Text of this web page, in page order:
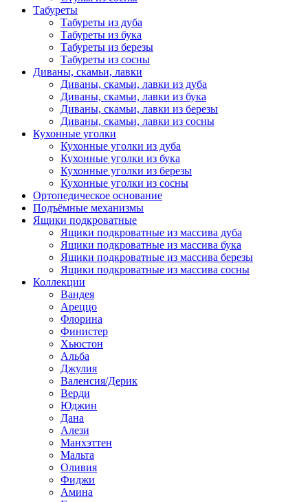
Табуреты
Табуреты из дуба
Табуреты из бука
Табуреты из березы
Табуреты из сосны
Диваны, скамьи, лавки
Диваны, скамьи, лавки из дуба
Диваны, скамьи, лавки из бука
Диваны, скамьи, лавки из березы
Диваны, скамьи, лавки из сосны
Кухонные уголки
Кухонные уголки из дуба
Кухонные уголки из бука
Кухонные уголки из березы
Кухонные уголки из сосны
Ортопедическое основание
Подъёмные механизмы
Ящики подкроватные
Ящики подкроватные из массива дуба
Ящики подкроватные из массива бука
Ящики подкроватные из массива березы
Ящики подкроватные из массива сосны
Коллекции
Вандея
Ареццо
Флорина
Финистер
Хьюстон
Альба
Джулия
Валенсия/Дерик
Верди
Юджин
Дана
Алези
Манхэттен
Мальта
Оливия
Фиджи
Амина